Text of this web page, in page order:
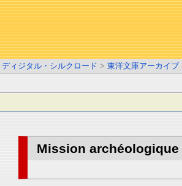
ディジタル・シルクロード > 東洋文庫アーカイブ
Mission